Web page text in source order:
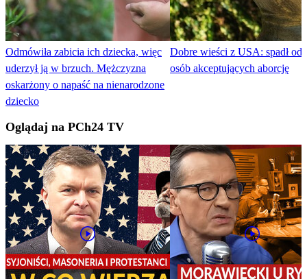
Odmówiła zabicia ich dziecka, więc
uderzył ją w brzuch. Mężczyzna
oskarżony o napaść na nienarodzone
dziecko
Dobre wieści z USA: spadł
osób akceptujących aborcję
Oglądaj na PCh24 TV